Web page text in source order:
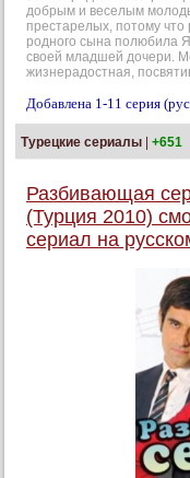
добрым и веселым
престарелых, потому что
родного сына полюбила
своей младшей дочери.
жизнерадостная,
Добавлена 1-11 серия
Турецкие сериалы +651
Разбивающая
(Турция 2010)
сериал на